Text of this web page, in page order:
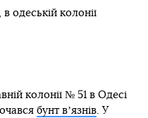
одеській колонії
колонії № 51 в Одесі
бунт вʼязнів. У